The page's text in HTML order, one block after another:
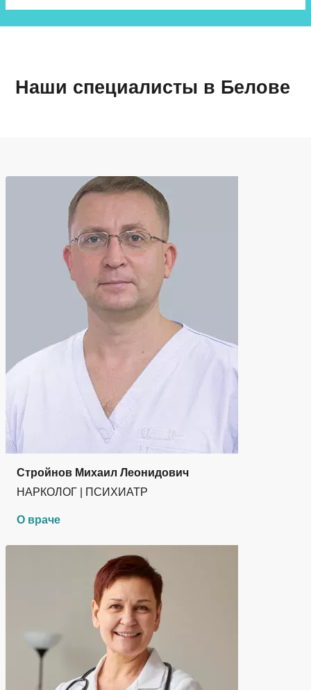
Наши специалисты в Белове
Стройнов Михаил Леонидович
НАРКОЛОГ | ПСИХИАТР
О враче